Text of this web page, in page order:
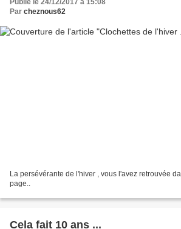
Publié le 24/12/2017 à 15:08
Par cheznous62
La persévérante de l'hiver , vous l'avez retrouvée
page..
Cela fait 10 ans ...